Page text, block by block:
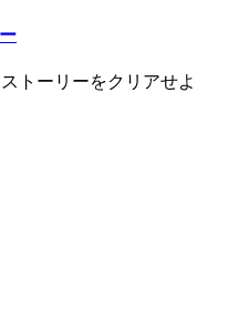
トーリーをクリアせよ